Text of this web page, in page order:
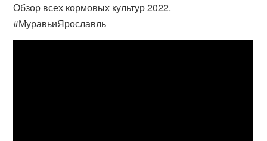
Обзор всех кормовых культур 2022.
#МуравьиЯрославль